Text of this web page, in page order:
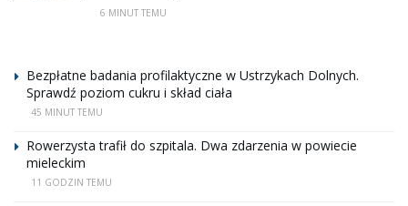
6 MINUT TEMU
Bezpłatne badania profilaktyczne w Ustrzykach Dolnych.
Sprawdź poziom cukru i skład ciała
45 MINUT TEMU
Rowerzysta trafił do szpitala. Dwa zdarzenia w powiecie
mieleckim
11 GODZIN TEMU